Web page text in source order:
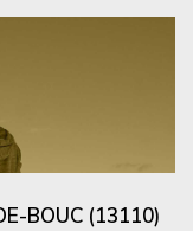
BOUC (13110)